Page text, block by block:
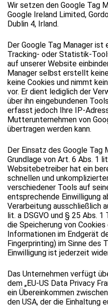
Wir setzen den Google Tag
Google Ireland Limited,
Dublin 4, Irland.
Der Google Tag Manager
Tracking- oder Statistik-
auf unserer Website
Manager selbst erstellt
keine Cookies und nimmt
vor. Er dient lediglich der
über ihn eingebundenen
erfasst jedoch Ihre IP-
Mutterunternehmen von
übertragen werden kann.
Der Einsatz des Google Tag
Grundlage von Art. 6 Abs. 1
Websitebetreiber hat ein
schnellen und
verschiedener Tools auf
entsprechende Einwilligung
Verarbeitung ausschließlich
lit. a DSGVO und § 25 Abs.
die Speicherung von
Informationen im Endgerät
Fingerprinting) im Sinne des
Einwilligung ist jederzeit
Das Unternehmen verfügt
dem „EU-US Data Privacy
ein Übereinkommen
den USA, der die Einhaltung